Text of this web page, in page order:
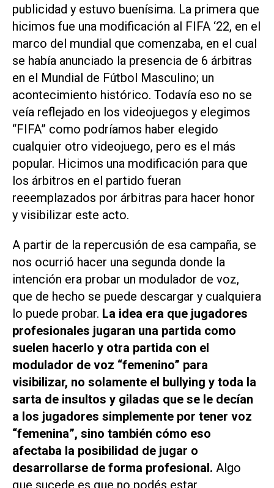
publicidad y estuvo buenísima. La primera que
hicimos fue una modificación al FIFA ‘22, en el
marco del mundial que comenzaba, en el cual
se había anunciado la presencia de 6 árbitras
en el Mundial de Fútbol Masculino; un
acontecimiento histórico. Todavía eso no se
veía reflejado en los videojuegos y elegimos
“FIFA” como podríamos haber elegido
cualquier otro videojuego, pero es el más
popular. Hicimos una modificación para que
los árbitros en el partido fueran
reeemplazados por árbitras para hacer honor
y visibilizar este acto.
A partir de la repercusión de esa campaña, se
nos ocurrió hacer una segunda donde la
intención era probar un modulador de voz,
que de hecho se puede descargar y cualquiera
lo puede probar. La idea era que jugadores
profesionales jugaran una partida como
suelen hacerlo y otra partida con el
modulador de voz “femenino” para
visibilizar, no solamente el bullying y toda la
sarta de insultos y giladas que se le decían
a los jugadores simplemente por tener voz
“femenina”, sino también cómo eso
afectaba la posibilidad de jugar o
desarrollarse de forma profesional. Algo
que sucede es que no podés estar